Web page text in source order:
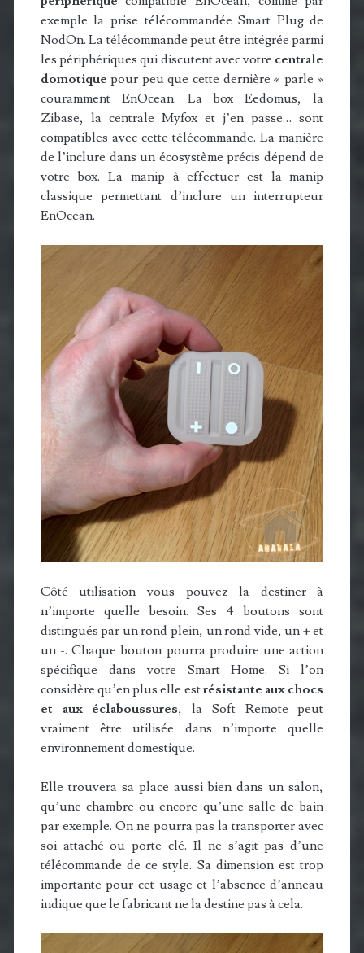
exemple la prise télécommandée Smart Plug de
NodOn. La télécommande peut être intégrée parmi
les périphériques qui discutent avec votre centrale
domotique pour peu que cette dernière « parle »
couramment EnOcean. La box Eedomus, la
Zibase, la centrale Myfox et j’en passe… sont
compatibles avec cette télécommande. La manière
de l’inclure dans un écosystème précis dépend de
votre box. La manip à effectuer est la manip
classique permettant d’inclure un interrupteur
EnOcean.
Côté utilisation vous pouvez la destiner à
n’importe quelle besoin. Ses 4 boutons sont
distingués par un rond plein, un rond vide, un + et
un -. Chaque bouton pourra produire une action
spécifique dans votre Smart Home. Si l’on
considère qu’en plus elle estrésistante aux chocs
et aux éclaboussures, la Soft Remote peut
vraiment être utilisée dans n’importe quelle
environnement domestique.
Elle trouvera sa place aussi bien dans un salon,
qu’une chambre ou encore qu’une salle de bain
par exemple. On ne pourra pas la transporter avec
soi attaché ou porte clé. Il ne s’agit pas d’une
télécommande de ce style. Sa dimension est trop
importante pour cet usage et l’absence d’anneau
indique que le fabricant ne la destine pas à cela.